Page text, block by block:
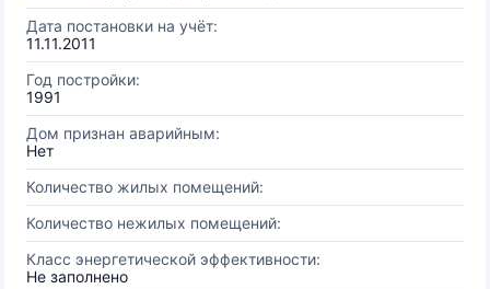
Дата постановки на учёт:
11.11.2011
Год постройки:
1991
Дом признан аварийным:
Нет
Количество жилых помещений:
Количество нежилых помещений:
Класс энергетической эффективности:
Не заполнено